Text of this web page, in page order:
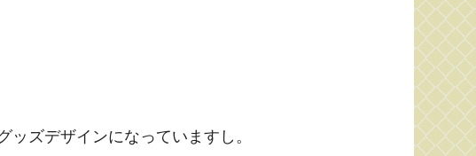
ズデザインになっていますし。